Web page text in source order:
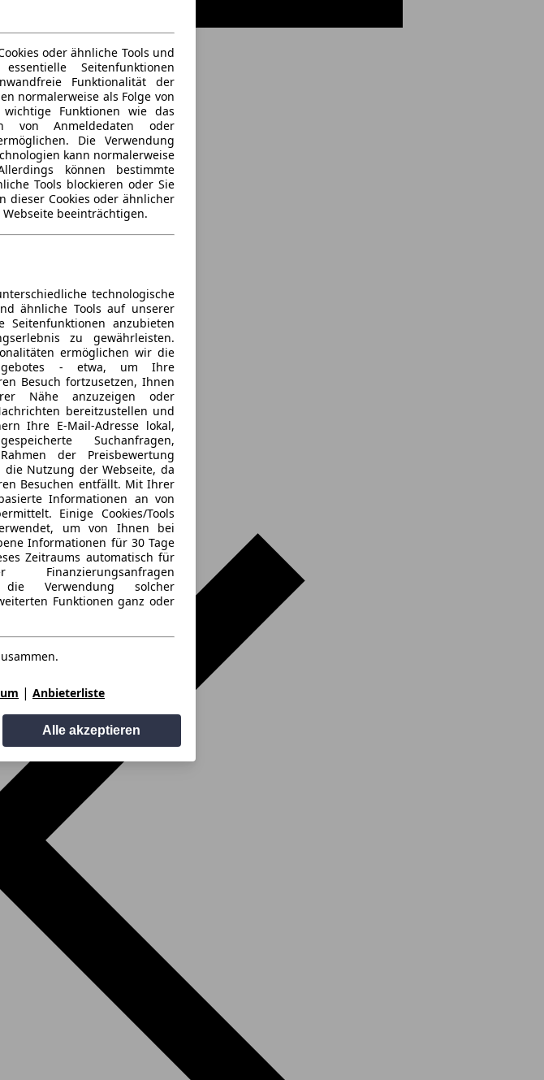
oder ähnliche Tools und
Seitenfunktionen
Funktionalität der
normalerweise als Folge von
Funktionen wie das
von Anmeldedaten oder
Die Verwendung
kann normalerweise
können bestimmte
Tools blockieren oder Sie
dieser Cookies oder ähnlicher
beeinträchtigen.
technologische
ähnliche Tools auf unserer
anzubieten
zu gewährleisten.
ermöglichen wir die
- etwa, um Ihre
Besuch fortzusetzen, Ihnen
Nähe anzuzeigen oder
bereitzustellen und
Ihre E-Mail-Adresse lokal,
Suchanfragen,
der Preisbewertung
Nutzung der Webseite, da
Besuchen entfällt. Mit Ihrer
Informationen an von
Einige Cookies/Tools
um von Ihnen bei
Informationen für 30 Tage
Zeitraums automatisch für
die Verwendung solcher
Funktionen ganz oder
| Anbieterliste
Alle akzeptieren